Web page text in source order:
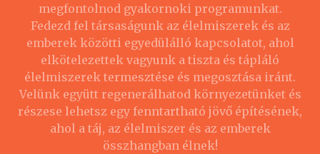
megfontolnod gyakornoki programunkat.
Fedezd fel társaságunk az élelmiszerek és az
emberek közötti egyedülálló kapcsolatot, ahol
elkötelezettek vagyunk a tiszta és tápláló
élelmiszerek termesztése és megosztása iránt.
Velünk együtt regenerálhatod környezetünket és
részese lehetsz egy fenntartható jövő építésének,
ahol a táj, az élelmiszer és az emberek
összhangban élnek!